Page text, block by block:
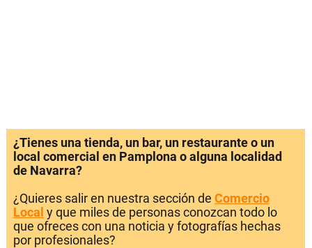
¿Tienes una tienda, un bar, un restaurante o un
local comercial en Pamplona o alguna localidad
de Navarra?
¿Quieres salir en nuestra sección de Comercio
Local y que miles de personas conozcan todo lo
que ofreces con una noticia y fotografías hechas
por profesionales?